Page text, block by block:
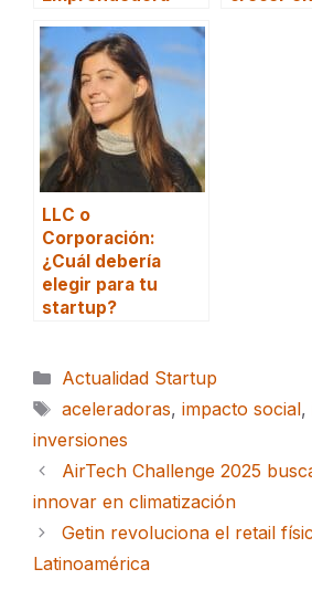
LLC o
Corporación:
¿Cuál debería
elegir para tu
startup?
Categorías
Actualidad Startup
Etiquetas
aceleradoras, impacto social,
inversiones
AirTech Challenge 2025
innovar en climatización
Getin revoluciona el retail
Latinoamérica